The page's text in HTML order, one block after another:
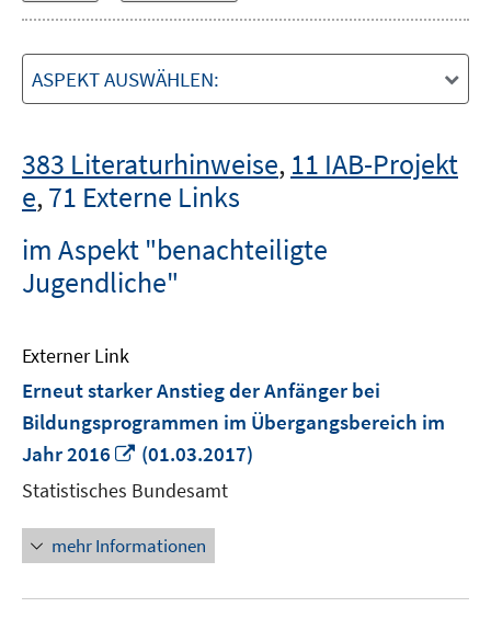
ASPEKT AUSWÄHLEN:
383 Literaturhinweise, 11 IAB-Projekt
e,71 Externe Links
im Aspekt "benachteiligte
Jugendliche"
Externer Link
Erneut starker Anstieg der Anfänger bei
Bildungsprogrammen im Übergangsbereich im
Jahr 2016
In
neuem
Fenster
öffnen
(01.03.2017)
Statistisches Bundesamt
mehr Informationen